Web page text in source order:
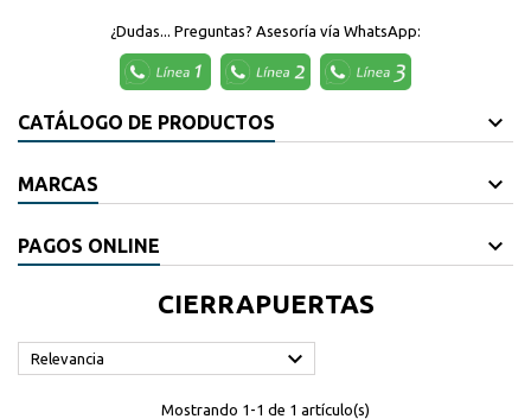
¿Dudas... Preguntas? Asesoría vía WhatsApp:
CATÁLOGO DE PRODUCTOS
MARCAS
PAGOS ONLINE
CIERRAPUERTAS
Relevancia 
Mostrando 1-1 de 1 artículo(s)